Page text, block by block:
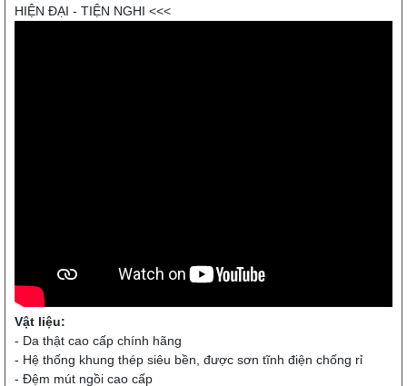
HIỆN ĐẠI - TIỆN NGHI <<<
Vật liệu:
- Da thật cao cấp chính hãng
- Hệ thống khung thép siêu bền, được sơn tĩnh điện chống rỉ
- Đệm mút ngồi cao cấp